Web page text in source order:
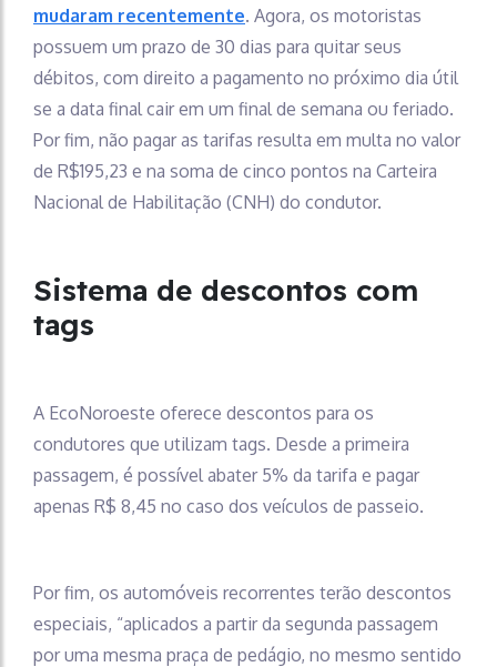
mudaram recentemente. Agora, os motoristas
possuem um prazo de 30 dias para quitar seus
débitos, com direito a pagamento no próximo dia útil
se a data final cair em um final de semana ou feriado.
Por fim, não pagar as tarifas resulta em multa no valor
de R$195,23 e na soma de cinco pontos na Carteira
Nacional de Habilitação (CNH) do condutor.
Sistema de descontos com
tags
A EcoNoroeste oferece descontos para os
condutores que utilizam tags. Desde a primeira
passagem, é possível abater 5% da tarifa e pagar
apenas R$ 8,45 no caso dos veículos de passeio.
Por fim, os automóveis recorrentes terão descontos
especiais, “aplicados a partir da segunda passagem
por uma mesma praça de pedágio, no mesmo sentido